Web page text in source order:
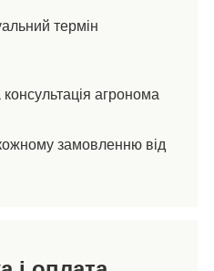
термін
агронома
замовленню від